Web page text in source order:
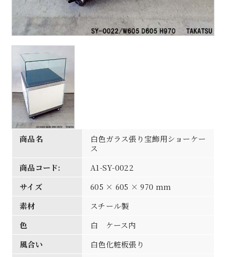
商品名
白色ガラス張り宝飾用ショーケー
ス
商品コード:
A1-SY-0022
サイズ
605 × 605 × 970 mm
素材
スチール製
色
白 ケース内
風合い
白色化粧板張り